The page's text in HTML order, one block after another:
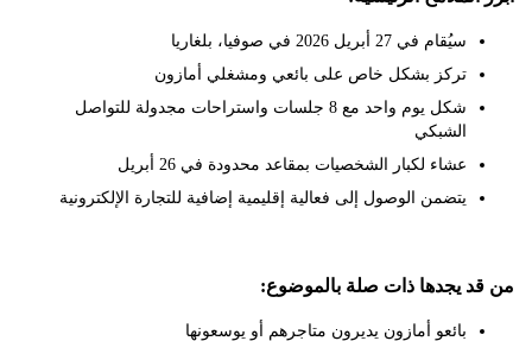
سيُقام في 27 أبريل 2026 في صوفيا، بلغاريا
تركز بشكل خاص على بائعي ومشغلي أمازون
شكل يوم واحد مع 8 جلسات واستراحات مجدولة للتواصل
عشاء لكبار الشخصيات بمقاعد محدودة في 26 أبريل
يتضمن الوصول إلى فعالية إقليمية إضافية للتجارة الإلكترونية
يجدها ذات صلة بالموضوع:
بائعو أمازون يديرون متاجرهم أو يوسعونها